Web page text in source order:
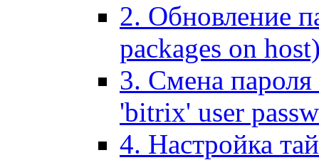
2. Обновление
packages on
3. Смена пароля
'bitrix' user
4. Настройка